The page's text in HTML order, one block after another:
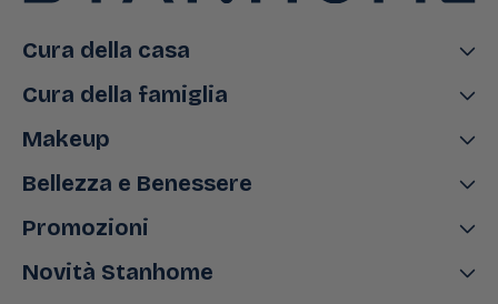
Cura della casa
Cura della famiglia
Makeup
Bellezza e Benessere
Promozioni
Novità Stanhome